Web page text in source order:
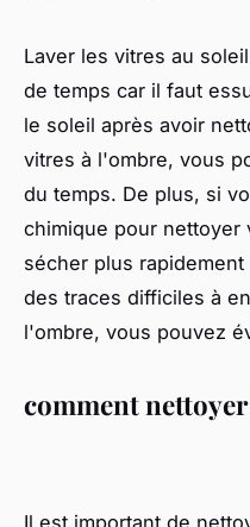
Laver les vitres au
de temps car il faut
le soleil après avoir
vitres à l'ombre, vous
du temps. De plus, si
chimique pour nettoyer
sécher plus
des traces difficiles à
l'ombre, vous pouvez
comment
Il est important de